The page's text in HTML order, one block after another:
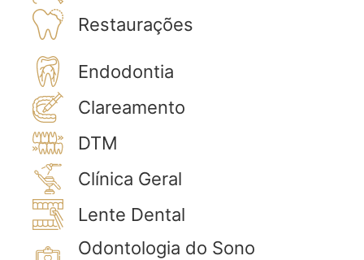
Restaurações
Endodontia
Clareamento
DTM
Clínica Geral
Lente Dental
Odontologia do Sono